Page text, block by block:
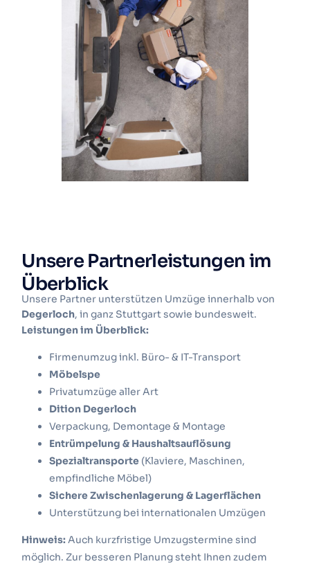
Unsere Partnerleistungen im
Überblick
Unsere Partner unterstützen Umzüge innerhalb von
Degerloch, in ganz Stuttgart sowie bundesweit.
Leistungen im Überblick:
Firmenumzug inkl. Büro- & IT-Transport
Möbelspe
Privatumzüge aller Art
Dition Degerloch
Verpackung, Demontage & Montage
Entrümpelung & Haushaltsauflösung
Spezialtransporte (Klaviere, Maschinen,
empfindliche Möbel)
Sichere Zwischenlagerung & Lagerflächen
Unterstützung bei internationalen Umzügen
Hinweis: Auch kurzfristige Umzugstermine sind
möglich. Zur besseren Planung steht Ihnen zudem